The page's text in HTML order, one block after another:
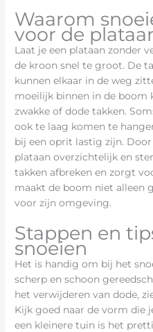
Waarom
voor de
Laat je een plataan zonder
de kroon snel te groot. De
kunnen elkaar in de weg
moeilijk binnen in de boom
zwakke of dode takken.
ook te laag komen te
bij een oprit lastig zijn.
plataan overzichtelijk en
takken afbreken en zorgt
maakt de boom niet alleen
voor zijn omgeving.
Stappen en
snoeien
Het is handig om bij het
scherp en schoon
het verwijderen van dode,
Kijk goed naar de vorm die
een kleinere tuin is het